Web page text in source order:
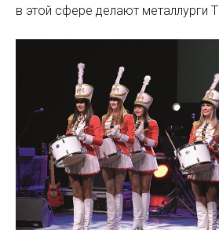
в этой сфере делают металлурги